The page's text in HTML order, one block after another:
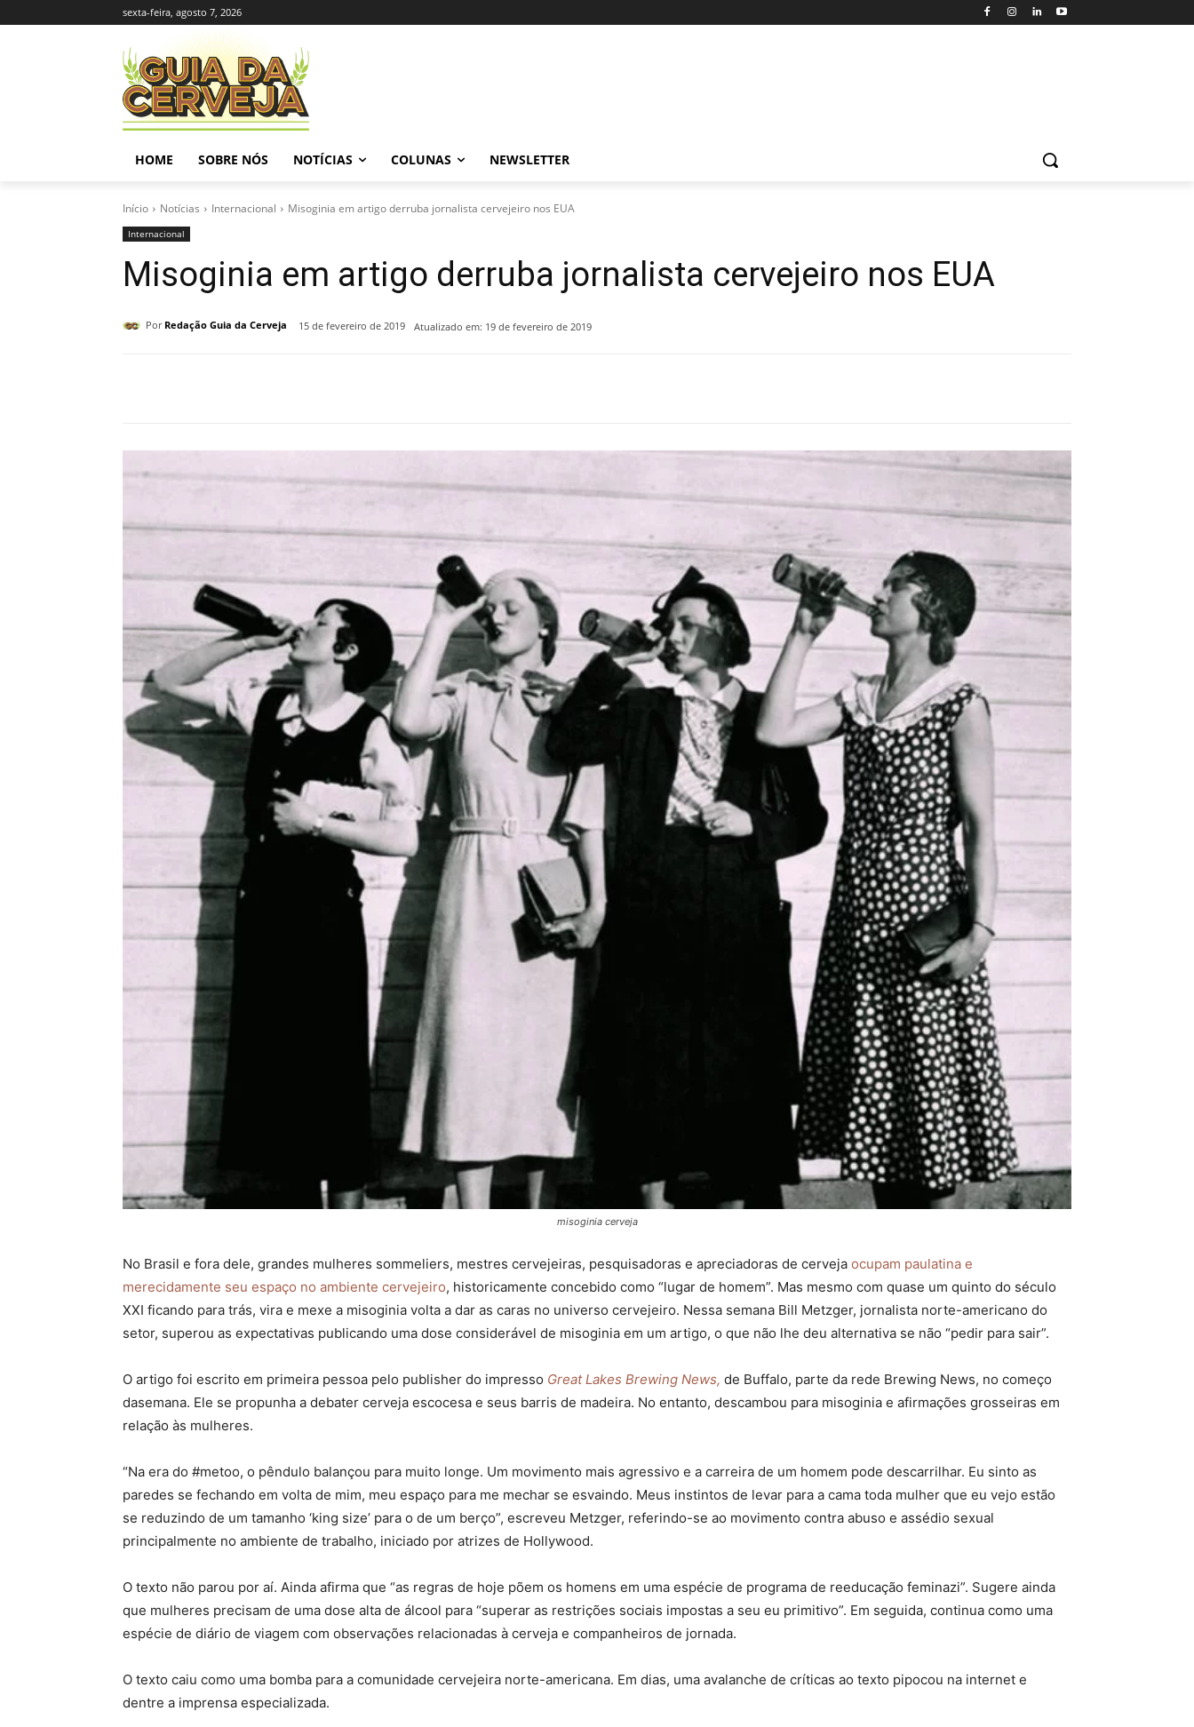
sexta-feira, agosto 7, 2026
HOME SOBRE NÓS NOTÍCIAS COLUNAS NEWSLETTER
Início Notícias Internacional Misoginia em artigo derruba jornalista cervejeiro nos EUA
Internacional
Misoginia em artigo derruba jornalista cervejeiro nos EUA
Por Redação Guia da Cerveja 15 de fevereiro de 2019 Atualizado em: 19 de fevereiro de 2019
misoginia cerveja
No Brasil e fora dele, grandes mulheres sommeliers, mestres cervejeiras, pesquisadoras e apreciadoras de cerveja ocupam paulatina e
merecidamente seu espaço no ambiente cervejeiro, historicamente concebido como “lugar de homem”. Mas mesmo com quase um quinto do século
XXI ficando para trás, vira e mexe a misoginia volta a dar as caras no universo cervejeiro. Nessa semana Bill Metzger, jornalista norte-americano do
setor, superou as expectativas publicando uma dose considerável de misoginia em um artigo, o que não lhe deu alternativa se não “pedir para sair”.
O artigo foi escrito em primeira pessoa pelo publisher do impresso Great Lakes Brewing News, de Buffalo, parte da rede Brewing News, no começo
dasemana. Ele se propunha a debater cerveja escocesa e seus barris de madeira. No entanto, descambou para misoginia e afirmações grosseiras em
relação às mulheres.
“Na era do #metoo, o pêndulo balançou para muito longe. Um movimento mais agressivo e a carreira de um homem pode descarrilhar. Eu sinto as
paredes se fechando em volta de mim, meu espaço para me mechar se esvaindo. Meus instintos de levar para a cama toda mulher que eu vejo estão
se reduzindo de um tamanho ‘king size’ para o de um berço”, escreveu Metzger, referindo-se ao movimento contra abuso e assédio sexual
principalmente no ambiente de trabalho, iniciado por atrizes de Hollywood.
O texto não parou por aí. Ainda afirma que “as regras de hoje põem os homens em uma espécie de programa de reeducação feminazi”. Sugere ainda
que mulheres precisam de uma dose alta de álcool para “superar as restrições sociais impostas a seu eu primitivo”. Em seguida, continua como uma
espécie de diário de viagem com observações relacionadas à cerveja e companheiros de jornada.
O texto caiu como uma bomba para a comunidade cervejeira norte-americana. Em dias, uma avalanche de críticas ao texto pipocou na internet e
dentre a imprensa especializada.